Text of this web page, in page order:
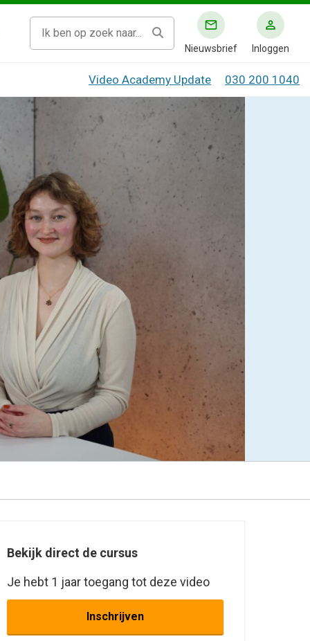
Nieuwsbrief Inloggen
Video Academy Update 030 200 1040
Bekijk direct de cursus
Je hebt 1 jaar toegang tot deze video
Inschrijven